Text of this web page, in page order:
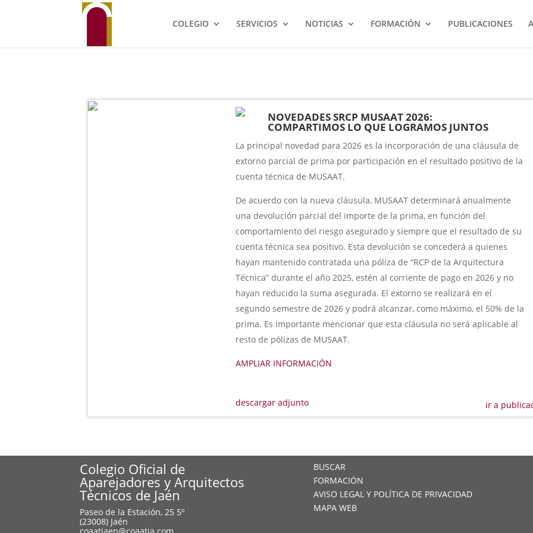
COLEGIO SERVICIOS NOTICIAS FORMACIÓN PUBLICACIONES
NOVEDADES SRCP MUSAAT 2026:
COMPARTIMOS LO QUE LOGRAMOS JUNTOS
La principal novedad para 2026 es la incorporación de una cláusula de
extorno parcial de prima por participación en el resultado positivo de la
cuenta técnica de MUSAAT.
De acuerdo con la nueva cláusula, MUSAAT determinará anualmente
una devolución parcial del importe de la prima, en función del
comportamiento del riesgo asegurado y siempre que el resultado de su
cuenta técnica sea positivo. Esta devolución se concederá a quienes
hayan mantenido contratada una póliza de “RCP de la Arquitectura
Técnica” durante el año 2025, estén al corriente de pago en 2026 y no
hayan reducido la suma asegurada. El extorno se realizará en el
segundo semestre de 2026 y podrá alcanzar, como máximo, el 50% de la
prima. Es importante mencionar que esta cláusula no será aplicable al
resto de pólizas de MUSAAT.
AMPLIAR INFORMACIÓN
descargar adjunto ir a
Colegio Oficial de
Aparejadores y Arquitectos
Técnicos de Jaén
Paseo de la Estación, 25 5º
(23008) Jaén
BUSCAR
FORMACIÓN
AVISO LEGAL Y POLÍTICA DE PRIVACIDAD
MAPA WEB